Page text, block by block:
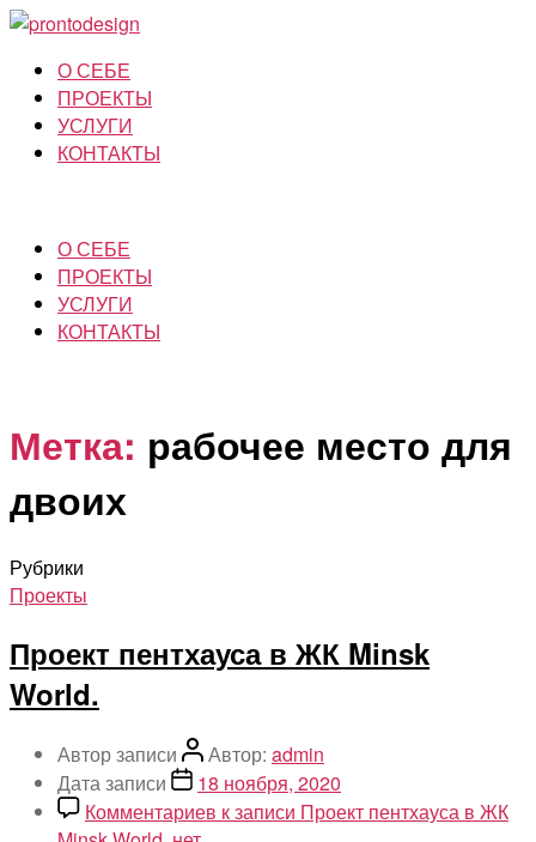
О СЕБЕ
ПРОЕКТЫ
УСЛУГИ
КОНТАКТЫ
О СЕБЕ
ПРОЕКТЫ
УСЛУГИ
КОНТАКТЫ
Метка: рабочее место для
двоих
Рубрики
Проекты
Проект пентхауса в ЖК Minsk
World.
Автор записи Автор: admin
Дата записи
18 ноября, 2020
Комментариев к записи Проект пентхауса в ЖК